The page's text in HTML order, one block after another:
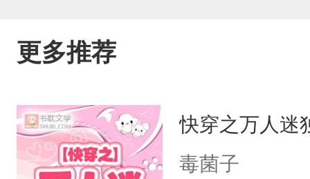
更多推荐
快穿之万人迷
毒菌子